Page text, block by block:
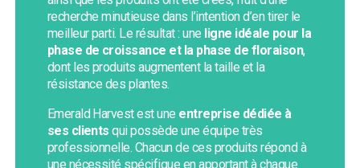
recherche minutieuse dans l’intention d’en tirer le
meilleur parti. Le résultat : une ligne idéale pour la
phase de croissance et la phase de floraison,
dont les produits augmentent la taille et la
résistance des plantes.
Emerald Harvest est une entreprise dédiée à
ses clients qui possède une équipe très
professionnelle. Chacun de ces produits répond à
une nécessité spécifique en apportant à chaque